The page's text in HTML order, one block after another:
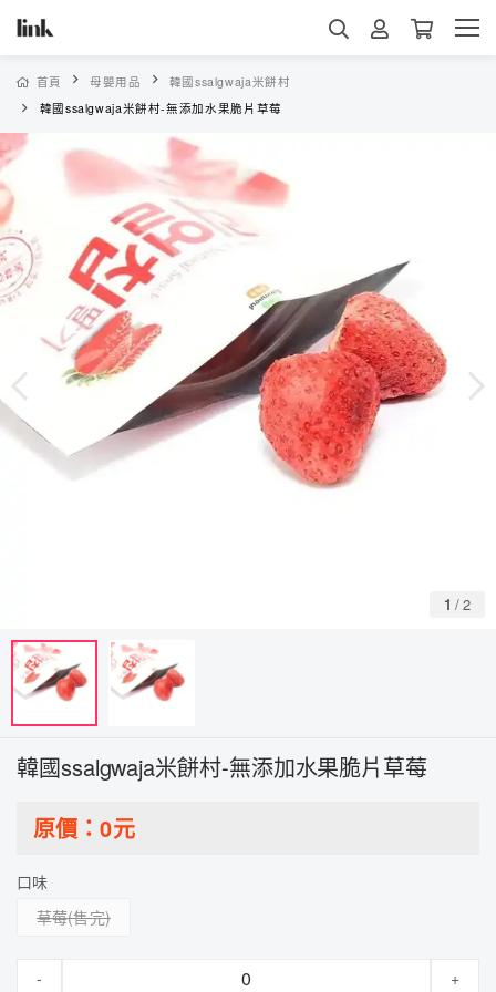
首頁 母嬰用品
韓國ssalgwaja米餅村
韓國ssalgwaja米餅村-無添加水果脆片草莓
1 /2
韓國ssalgwaja米餅村-無添加水果脆片草莓
原價：0元
口味
草莓
- +